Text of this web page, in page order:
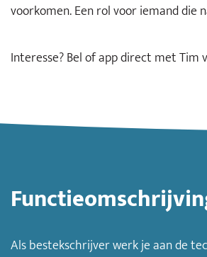
voorkomen. Een rol voor iemand
Interesse? Bel of app direct met Tim
Als bestekschrijver werk je aan de